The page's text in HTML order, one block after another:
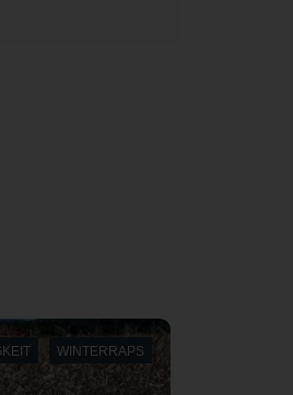
WINTERRAPS